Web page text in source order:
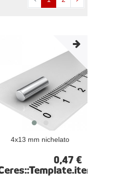
4x13 mm nichelato
0,47 €